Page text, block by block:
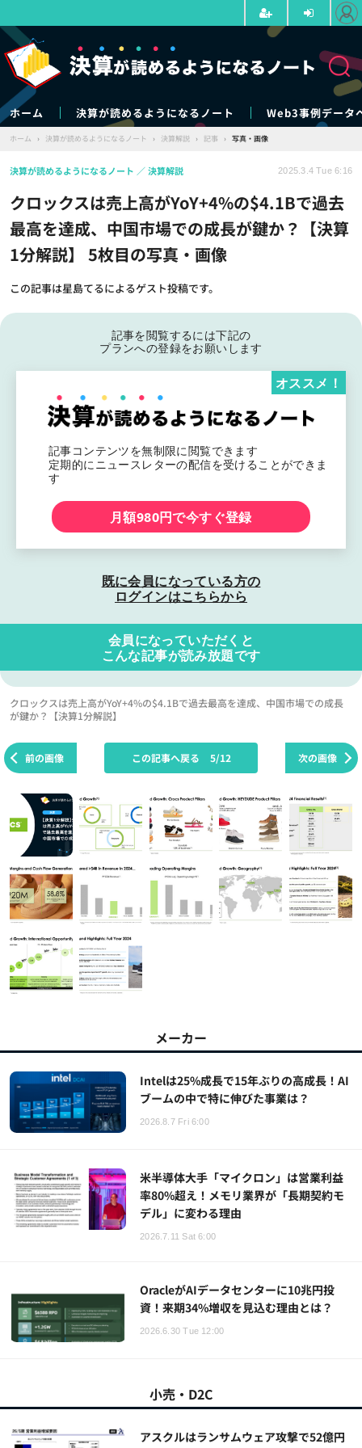
ホーム 決算が読めるようになるノート Web3事例データ
ホーム › 決算が読めるようになるノート › 決算解説 › 記事 › 写真・画像
クロックスは売上高がYoY+4%の$4.1Bで過去
最高を達成、中国市場での成長が鍵か？【決算
1分解説】 5枚目の写真・画像
この記事は星島てるによるゲスト投稿です。
決算が読めるようになるノート 決算解説 2025.3.4 Tue 6:16
記事を閲覧するには下記の
プランへの登録をお願いします
記事コンテンツを無制限に閲覧できます
定期的にニュースレターの配信を受けることができま
す
オススメ！
月額980円で今すぐ登録
既に会員になっている方の
ログインはこちらから
会員になっていただくと
こんな記事が読み放題です
クロックスは売上高がYoY+4%の$4.1Bで過去最高を達成、中国市場での成長
が鍵か？【決算1分解説】
前の画像 次の画像
この記事へ戻る 5/12
メーカー
Intelは25%成長で15年ぶりの高成長！AI
ブームの中で特に伸びた事業は？
2026.8.7 Fri 6:00
米半導体大手「マイクロン」は営業利益
率80%超え！メモリ業界が「長期契約モ
デル」に変わる理由
2026.7.11 Sat 6:00
OracleがAIデータセンターに10兆円投
資！来期34%増収を見込む理由とは？
2026.6.30 Tue 12:00
小売・D2C
アスクルはランサムウェア攻撃で52億円